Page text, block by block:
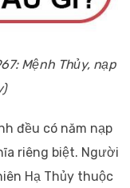
Mệnh Thủy, nạp
đều có năm nạp
riêng biệt. Người
Hạ Thủy thuộc